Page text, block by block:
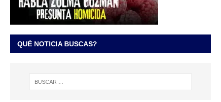
QUÉ NOTICIA BUSCAS?